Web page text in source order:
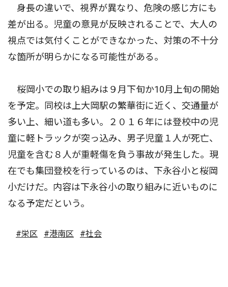
身長の違いで、視界が異なり、危険の感じ方にも
差が出る。児童の意見が反映されることで、大人の
視点では気付くことができなかった、対策の不十分
な箇所が明らかになる可能性がある。
桜岡小での取り組みは９月下旬か10月上旬の開始
を予定。同校は上大岡駅の繁華街に近く、交通量が
多い上、細い道も多い。２０１６年には登校中の児
童に軽トラックが突っ込み、男子児童１人が死亡、
児童を含む８人が重軽傷を負う事故が発生した。現
在でも集団登校を行っているのは、下永谷小と桜岡
小だけだ。内容は下永谷小の取り組みに近いものに
なる予定だという。
#栄区 #港南区 #社会